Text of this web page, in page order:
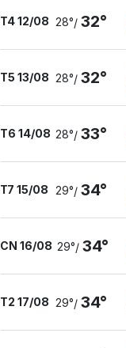
T4 12/08 28°/ 32°
T5 13/08 28°/ 32°
T6 14/08 28°/ 33°
T7 15/08 29°/ 34°
CN 16/08 29°/ 34°
T2 17/08 29°/ 34°